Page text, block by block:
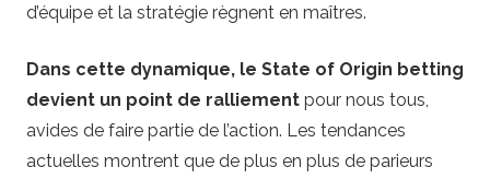
d’équipe et la stratégie règnent en maîtres.
Dans cette dynamique, le State of Origin betting
devient un point de ralliement pour nous tous,
avides de faire partie de l’action. Les tendances
actuelles montrent que de plus en plus de parieurs